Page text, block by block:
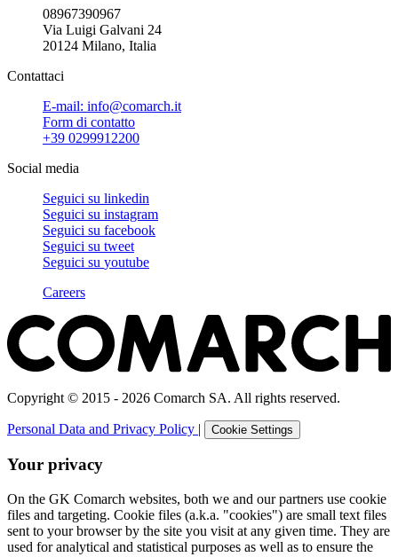
08967390967
Via Luigi Galvani 24
20124 Milano, Italia
Contattaci
E-mail: info@comarch.it
Form di contatto
+39 0299912200
Social media
Seguici su linkedin
Seguici su instagram
Seguici su facebook
Seguici su tweet
Seguici su youtube
Careers
Copyright © 2015 - 2026 Comarch SA. All rights reserved.
Personal Data and Privacy Policy | Cookie Settings
Your privacy
On the GK Comarch websites, both we and our partners use cookie
files and targeting. Cookie files (a.k.a. "cookies") are small text files
sent to your browser by the site you visit at any given time. They are
used for analytical and statistical purposes as well as to ensure the